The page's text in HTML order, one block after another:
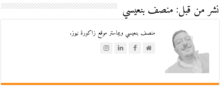
نشر من قبل: منصف بنعيسي
منصف بنعيسي ويبماستر موقع زاكورة نيوز.